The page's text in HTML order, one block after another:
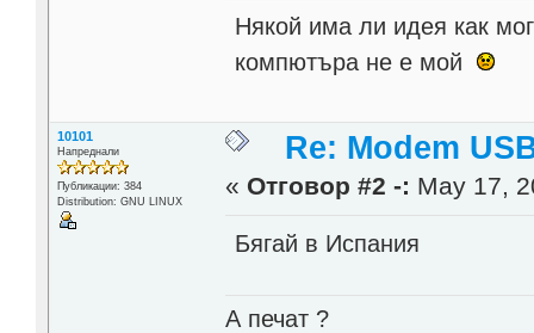
Някой има ли идея как
компютъра не е мой
10101
Напреднали
Публикации: 384
Distribution: GNU LINUX
Re: Modem
« Отговор #2 -: May 17,
Бягай в Испания
А печат ?